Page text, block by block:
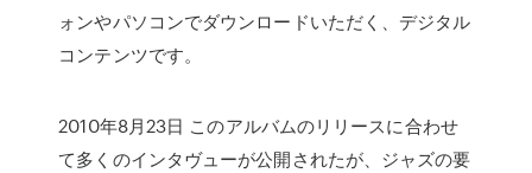
ォンやパソコンでダウンロードいただく、デジタル
コンテンツです。
2010年8月23日 このアルバムのリリースに合わせ
て多くのインタヴューが公開されたが、ジャズの要